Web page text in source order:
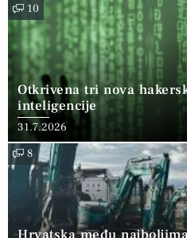
10
Otkrivena tri nova
inteligencije
31.7.2026
8
Hrvatska među